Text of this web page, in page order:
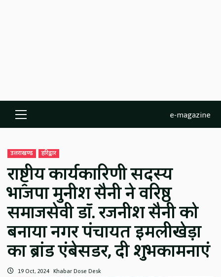
Primary
Menu
e-magazine
उत्तराखण्ड हरिद्वार
राष्ट्रीय कार्यकारिणी सदस्य
भाजपा मुनीश सैनी ने वरिष्ठ
समाजसेवी डॉ. रजनीश सैनी को
बनाया नगर पंचायत इमलीखेड़ा
का ब्रांड एंबेसडर, दी शुभकामनाएं
19 Oct, 2024 Khabar Dose Desk